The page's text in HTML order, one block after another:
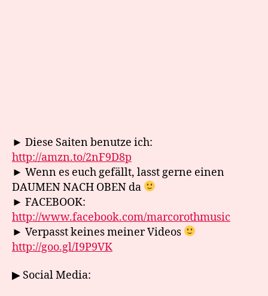
► Diese Saiten benutze ich:
http://amzn.to/2nF9D8p
► Wenn es euch gefällt, lasst gerne einen
DAUMEN NACH OBEN da
► FACEBOOK:
http://www.facebook.com/marcorothmusic
► Verpasst keines meiner Videos
http://goo.gl/I9P9VK
▶ Social Media: